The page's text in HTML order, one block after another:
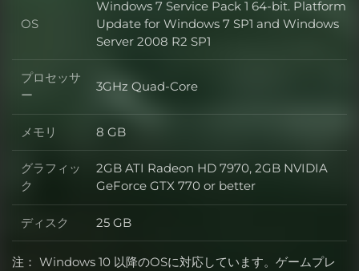
OS OS
Windows 7 Service Pack 1 64-bit. Platform
Update for Windows 7 SP1 and Windows
Server 2008 R2 SP1
プロセッサ
ー
プロセッサー
3GHz Quad-Core
メモリ メモリ
8 GB
グラフィッ
ク
グラフィック
2GB ATI Radeon HD 7970, 2GB NVIDIA
GeForce GTX 770 or better
ディスク ディスク
25 GB
注： Windows 10 以降のOSに対応しています。ゲームプレ